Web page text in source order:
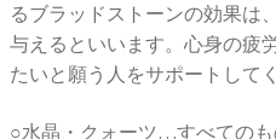
るブラッドストーンの効果は
与えるといいます。心身の疲
たいと願う人をサポートして
○水晶・クォーツ…すべての